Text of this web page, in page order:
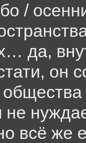
/
да,
он
не
всё же